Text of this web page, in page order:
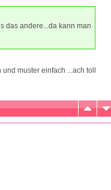
das andere...da kann man
muster einfach ...ach toll